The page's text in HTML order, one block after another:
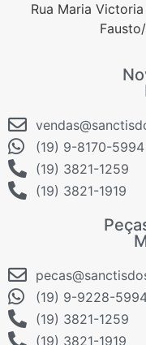
Rua Maria
(19) 9-8170-5994
(19) 3821-1259
(19) 3821-1919
(19) 9-9228-
(19) 3821-1259
(19) 3821-1919